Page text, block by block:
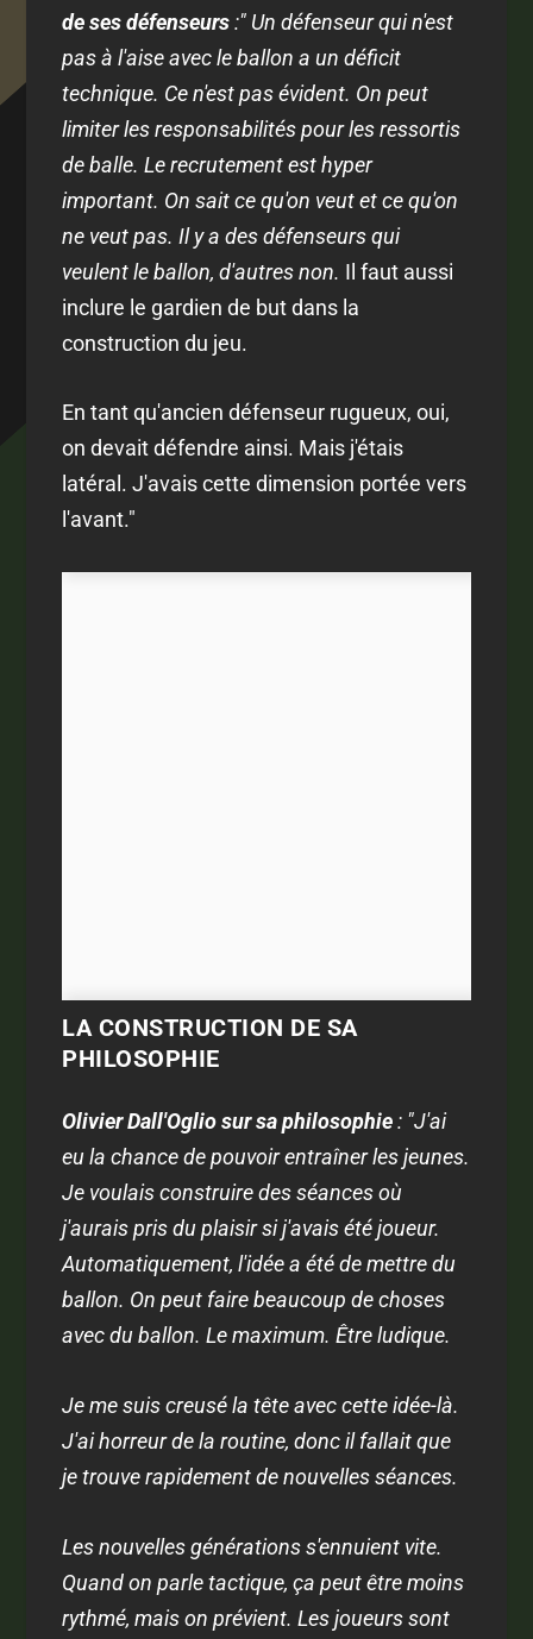
de ses défenseurs:" Un défenseur qui n'est
pas à l'aise avec le ballon a un déficit
technique. Ce n'est pas évident. On peut
limiter les responsabilités pour les ressortis
de balle. Le recrutement est hyper
important. On sait ce qu'on veut et ce qu'on
ne veut pas. Il y a des défenseurs qui
veulent le ballon, d'autres non. Il faut aussi
inclure le gardien de but dans la
construction du jeu.
En tant qu'ancien défenseur rugueux, oui,
on devait défendre ainsi. Mais j'étais
latéral. J'avais cette dimension portée vers
l'avant."
LA CONSTRUCTION DE SA
PHILOSOPHIE
Olivier Dall'Oglio sur sa philosophie: "J'ai
eu la chance de pouvoir entraîner les jeunes.
Je voulais construire des séances où
j'aurais pris du plaisir si j'avais été joueur.
Automatiquement, l'idée a été de mettre du
ballon. On peut faire beaucoup de choses
avec du ballon. Le maximum. Être ludique.
Je me suis creusé la tête avec cette idée-là.
J'ai horreur de la routine, donc il fallait que
je trouve rapidement de nouvelles séances.
Les nouvelles générations s'ennuient vite.
Quand on parle tactique, ça peut être moins
rythmé, mais on prévient. Les joueurs sont